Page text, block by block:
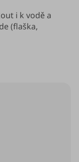
i k vodě a
(flaška,